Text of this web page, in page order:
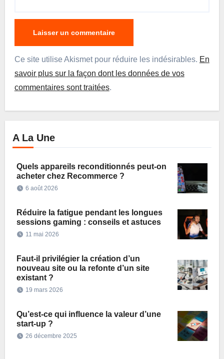
Ce site utilise Akismet pour réduire les indésirables. En
savoir plus sur la façon dont les données de vos
commentaires sont traitées.
A La Une
Quels appareils reconditionnés peut-on
acheter chez Recommerce ?
6 août 2026
Réduire la fatigue pendant les longues
sessions gaming : conseils et astuces
11 mai 2026
Faut-il privilégier la création d’un
nouveau site ou la refonte d’un site
existant ?
19 mars 2026
Qu’est-ce qui influence la valeur d’une
start-up ?
26 décembre 2025